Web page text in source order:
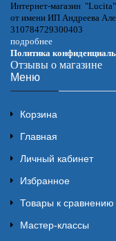
Интернет-магазин
от имени ИП Андреева
310784729300403
подробнее
Политика
Отзывы о магазине
Меню
Корзина
Главная
Личный кабинет
Избранное
Товары к сравнению
Мастер-классы